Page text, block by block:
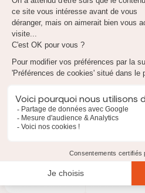
Valeur du
patrimoine
De 0 à 6 500 €
000 €
De 17 000 à 60
Au-delà de 60